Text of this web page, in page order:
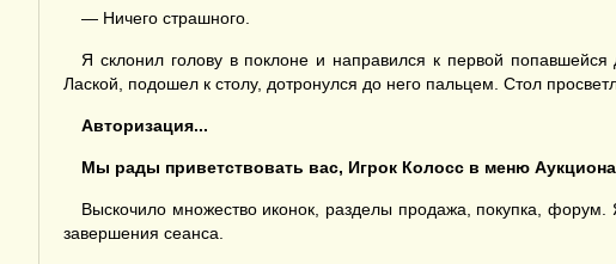
— Ничего страшного.
Я склонил голову в поклоне и направился к первой
Лаской, подошел к столу, дотронулся до него пальцем. Стол
Авторизация...
Мы рады приветствовать вас, Игрок Колосс в меню
Выскочило множество иконок, разделы продажа, покупка,
завершения сеанса.